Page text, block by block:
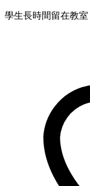
學生長時間留在教